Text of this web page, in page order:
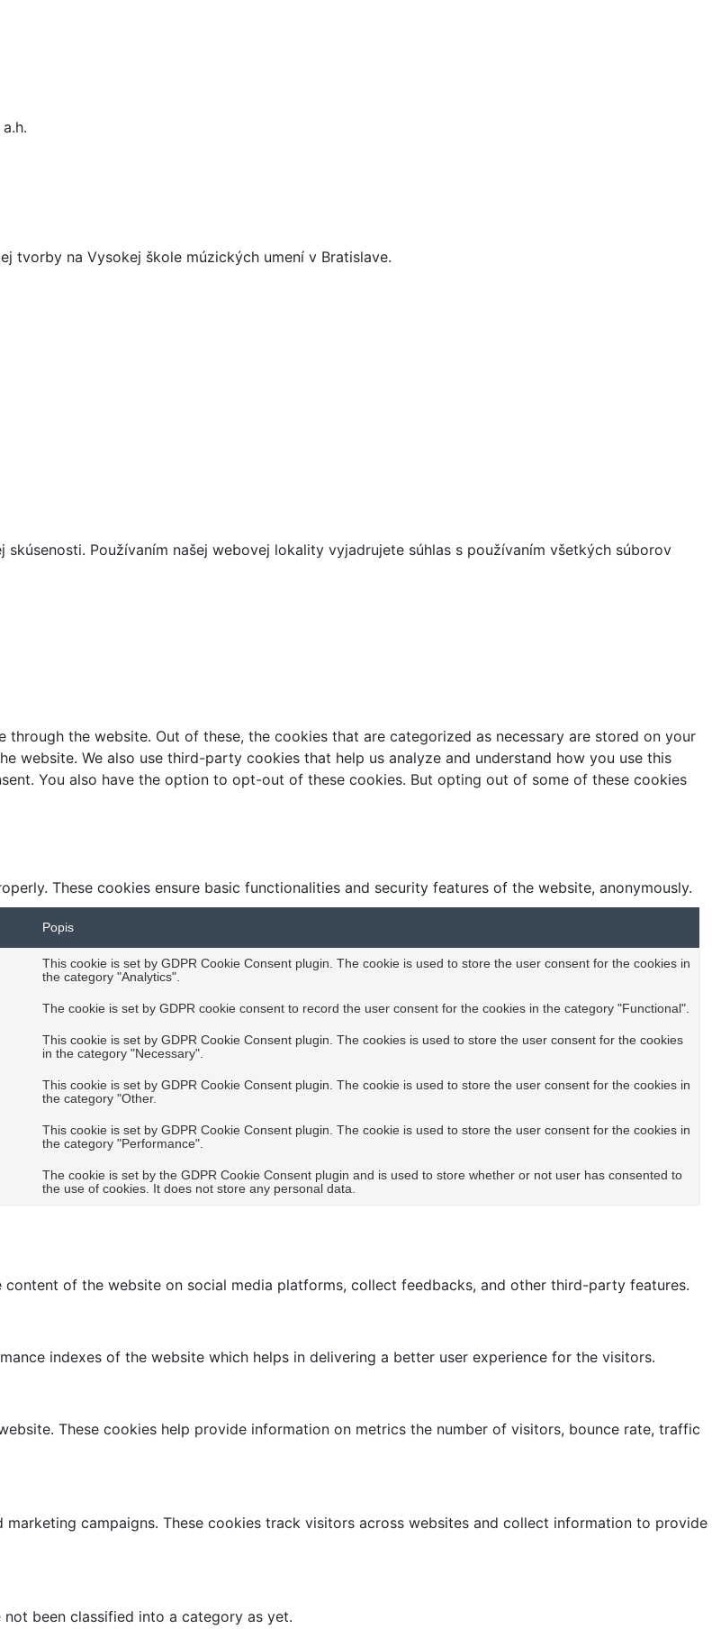
tvorby na Vysokej škole múzických umení v Bratislave.
Používaním našej webovej lokality vyjadrujete súhlas s používaním všetkých súborov
the website. Out of these, the cookies that are categorized as necessary are stored on your
website. We also use third-party cookies that help us analyze and understand how you use this
You also have the option to opt-out of these cookies. But opting out of some of these cookies
These cookies ensure basic functionalities and security features of the website, anonymously.
Popis
This cookie is set by GDPR Cookie Consent plugin. The cookie is used to store the user consent for the cookies in
the category "Analytics".
The cookie is set by GDPR cookie consent to record the user consent for the cookies in the category "Functional".
This cookie is set by GDPR Cookie Consent plugin. The cookies is used to store the user consent for the cookies
in the category "Necessary".
This cookie is set by GDPR Cookie Consent plugin. The cookie is used to store the user consent for the cookies in
the category "Other.
This cookie is set by GDPR Cookie Consent plugin. The cookie is used to store the user consent for the cookies in
the category "Performance".
The cookie is set by the GDPR Cookie Consent plugin and is used to store whether or not user has consented to
the use of cookies. It does not store any personal data.
of the website on social media platforms, collect feedbacks, and other third-party features.
indexes of the website which helps in delivering a better user experience for the visitors.
These cookies help provide information on metrics the number of visitors, bounce rate, traffic
campaigns. These cookies track visitors across websites and collect information to provide
been classified into a category as yet.